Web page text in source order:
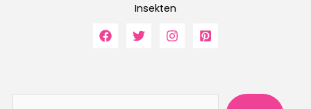
Insekten